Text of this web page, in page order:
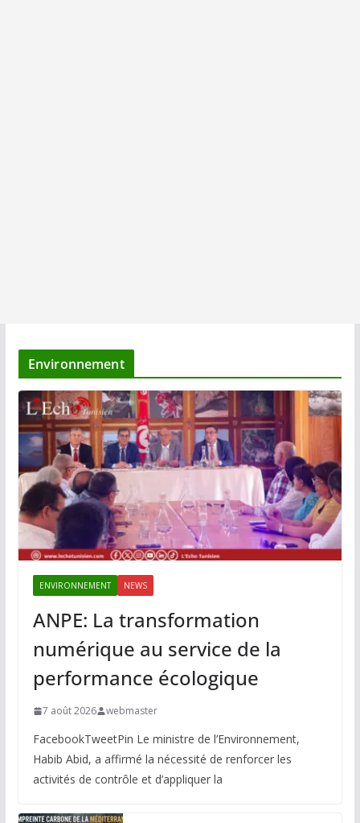
Environnement
ENVIRONNEMENT NEWS
ANPE: La transformation
numérique au service de la
performance écologique
7 août 2026 webmaster
FacebookTweetPin Le ministre de l’Environnement,
Habib Abid, a affirmé la nécessité de renforcer les
activités de contrôle et d’appliquer la